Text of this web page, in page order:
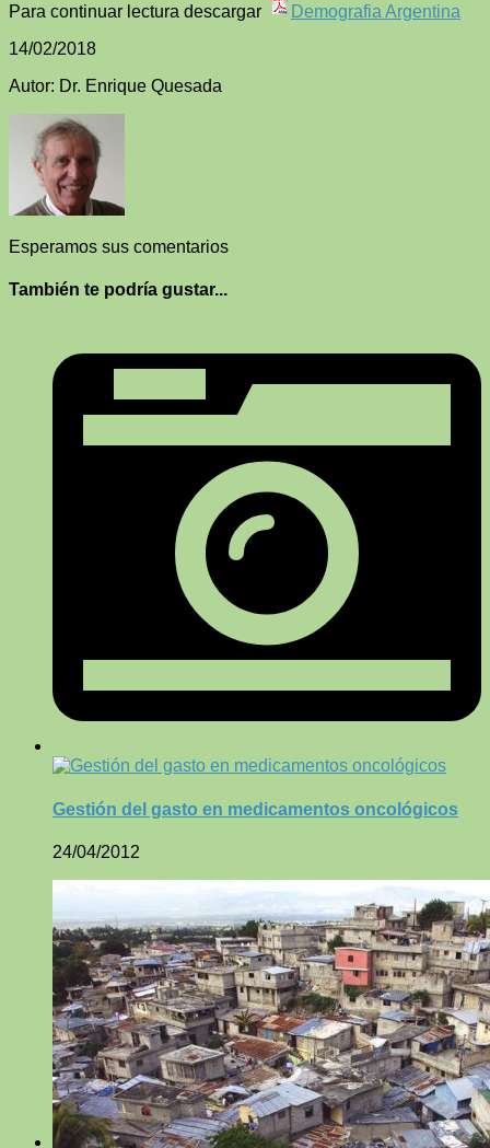
Para continuar lectura descargar
Demografia Argentina
14/02/2018
Autor: Dr. Enrique Quesada
Esperamos sus comentarios
También te podría gustar...
Gestión del gasto en medicamentos oncológicos
24/04/2012